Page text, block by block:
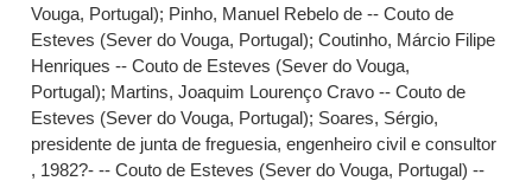
Vouga, Portugal); Pinho, Manuel Rebelo de -- Couto de
Esteves (Sever do Vouga, Portugal);Coutinho, Márcio Filipe
Henriques -- Couto de Esteves (Sever do Vouga,
Portugal); Martins, Joaquim Lourenço Cravo -- Couto de
Esteves (Sever do Vouga, Portugal); Soares, Sérgio,
presidente de junta de freguesia, engenheiro civil e consultor
, 1982?- -- Couto de Esteves (Sever do Vouga, Portugal) --